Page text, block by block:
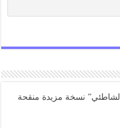
نسخة مزيدة منقحة